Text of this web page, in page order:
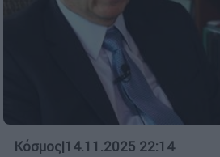
Κόσμος|14.11.2025 22:14